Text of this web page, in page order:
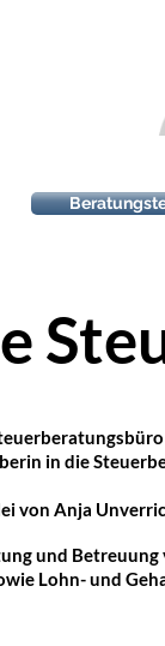
in die
von Anja
und
Lohn- und